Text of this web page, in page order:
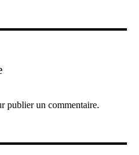
publier un commentaire.